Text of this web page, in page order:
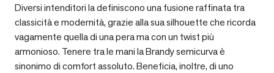
Diversi intenditori la definiscono una fusione raffinata tra
classicità e modernità, grazie alla sua silhouette che ricorda
vagamente quella di una pera ma con un twist più
armonioso. Tenere tra le mani la Brandy semicurva è
sinonimo di comfort assoluto. Beneficia, inoltre, di uno